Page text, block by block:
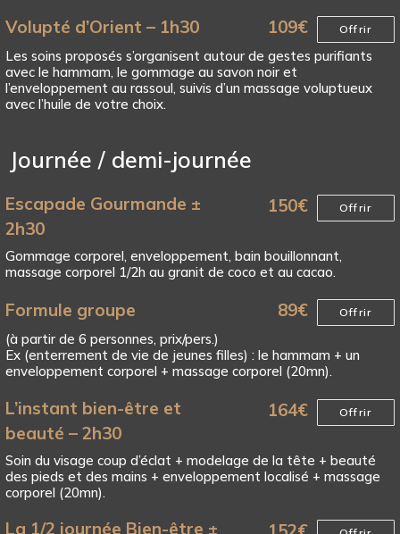
Volupté d’Orient – 1h30 109€ Offrir
Les soins proposés s’organisent autour de gestes purifiants
avec le hammam, le gommage au savon noir et
l’enveloppement au rassoul, suivis d’un massage voluptueux
avec l’huile de votre choix.
Journée / demi-journée
Escapade Gourmande ±
2h30
150€ Offrir
Gommage corporel, enveloppement, bain bouillonnant,
massage corporel 1/2h au granit de coco et au cacao.
Formule groupe 89€ Offrir
(à partir de 6 personnes, prix/pers.)
Ex (enterrement de vie de jeunes filles) : le hammam + un
enveloppement corporel + massage corporel (20mn).
L’instant bien-être et
beauté – 2h30
164€ Offrir
Soin du visage coup d’éclat + modelage de la tête + beauté
des pieds et des mains + enveloppement localisé + massage
corporel (20mn).
La 1/2 journée Bien-être ±